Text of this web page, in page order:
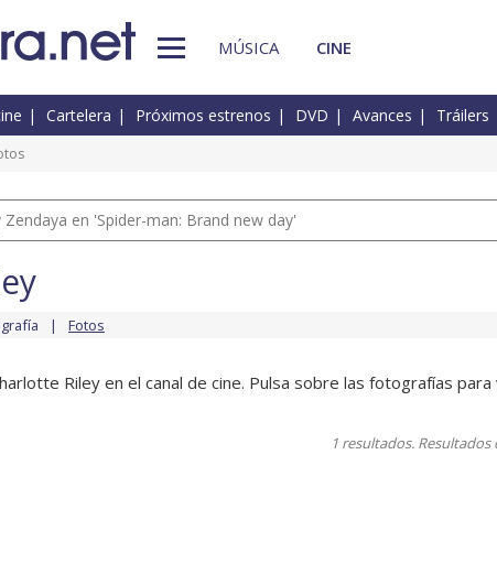
MÚSICA CINE
Cartelera Próximos estrenos DVD Avances Tráilers
en 'Spider-man: Brand new day'
Fotos
Riley en el canal de cine. Pulsa sobre las fotografías
1 resultados. Resultados